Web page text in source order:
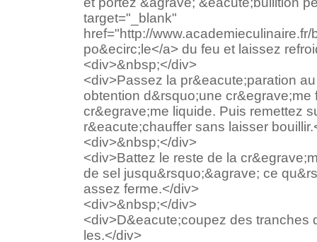
target="_blank"
href="http://
po&ecirc;le</a> du feu et laissez
<div>&nbsp;</div>
<div>Passez la pr&eacute;paration
obtention d&rsquo;une cr&egrave;me
cr&egrave;me liquide. Puis remettez
r&eacute;chauffer sans laisser
<div>&nbsp;</div>
<div>Battez le reste de la
de sel jusqu&rsquo;&agrave; ce
assez ferme.</div>
<div>&nbsp;</div>
<div>D&eacute;coupez des tranches
les.</div>